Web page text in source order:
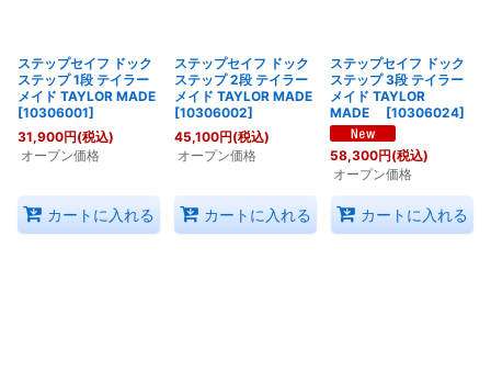
ステップセイフ ドック
ステップ 1段 テイラー
メイド TAYLOR MADE
[10306001]
31,900円(税込)
オープン価格
カートに入れる
ステップセイフ ドック
ステップ 2段 テイラー
メイド TAYLOR MADE
[10306002]
45,100円(税込)
オープン価格
カートに入れる
ステップセイフ ドック
ステップ 3段 テイラー
メイド TAYLOR
MADE
[10306024]
58,300円(税込)
オープン価格
カートに入れる